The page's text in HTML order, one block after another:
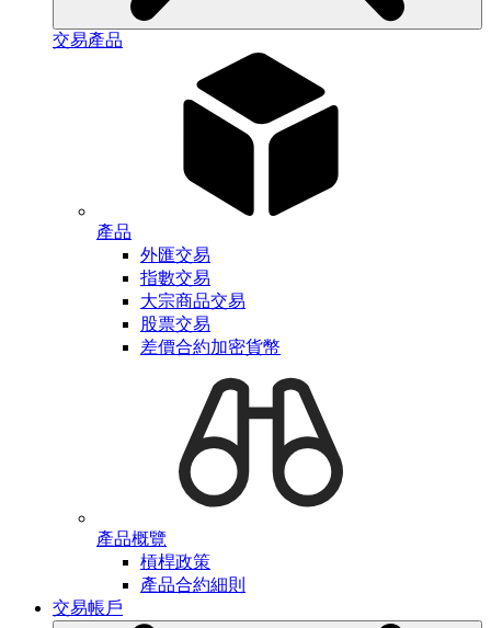
交易產品
產品
外匯交易
指數交易
大宗商品交易
股票交易
差價合約加密貨幣
產品概覽
槓桿政策
產品合約細則
交易帳戶